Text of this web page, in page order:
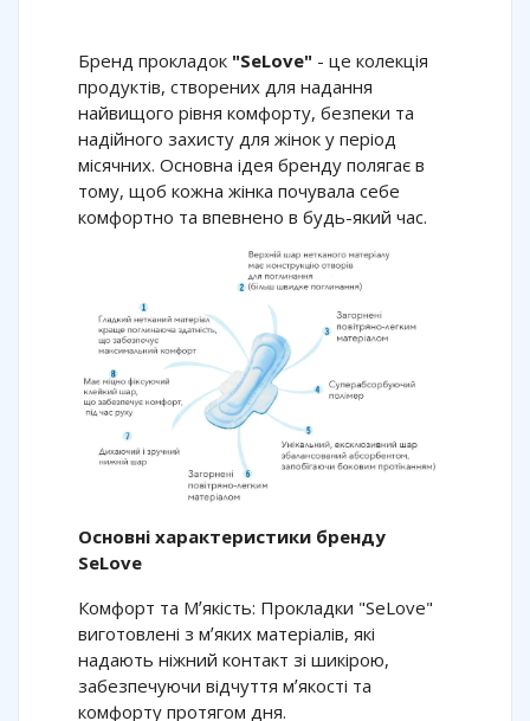
Бренд прокладок "SeLove" - це колекція
продуктів, створених для надання
найвищого рівня комфорту, безпеки та
надійного захисту для жінок у період
місячних. Основна ідея бренду полягає в
тому, щоб кожна жінка почувала себе
комфортно та впевнено в будь-який час.
Основні характеристики бренду
SeLove
Комфорт та Мʼякість: Прокладки "SeLove"
виготовлені з мʼяких матеріалів, які
надають ніжний контакт зі шикірою,
забезпечуючи відчуття мʼякості та
комфорту протягом дня.